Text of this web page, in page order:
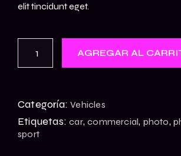
elit tincidunt eget.
AGREGAR AL
Categoría:Vehicles
Etiquetas:car,commercial, photo,
sport